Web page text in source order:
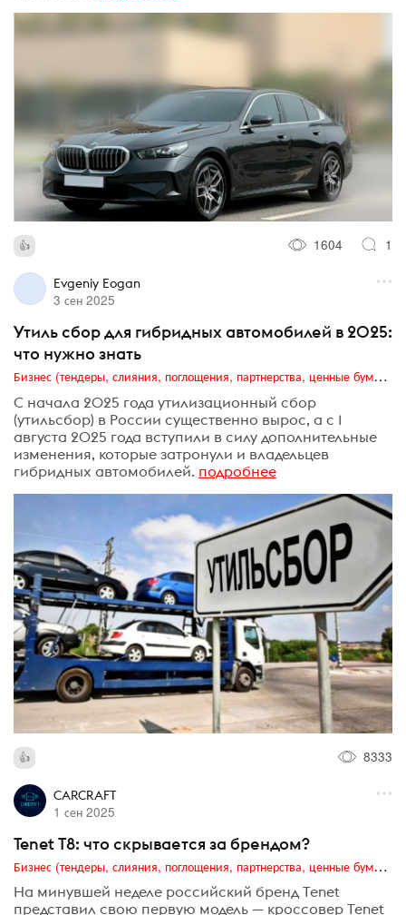
1604 1
Evgeniy Eogan
3 сен 2025
Утиль сбор для гибридных автомобилей в 2025:
что нужно знать
Бизнес (тендеры, слияния, поглощения, партнерства, ценные бумаги, акционеры, финансы и отчетность)
С начала 2025 года утилизационный сбор
(утильсбор) в России существенно вырос, а с 1
августа 2025 года вступили в силу дополнительные
изменения, которые затронули и владельцев
гибридных автомобилей. подробнее
8333
CARCRAFT
1 сен 2025
Tenet Т8: что скрывается за брендом?
Бизнес (тендеры, слияния, поглощения, партнерства, ценные бумаги, акционеры, финансы и отчетность)
На минувшей неделе российский бренд Tenet
представил свою первую модель — кроссовер Tenet